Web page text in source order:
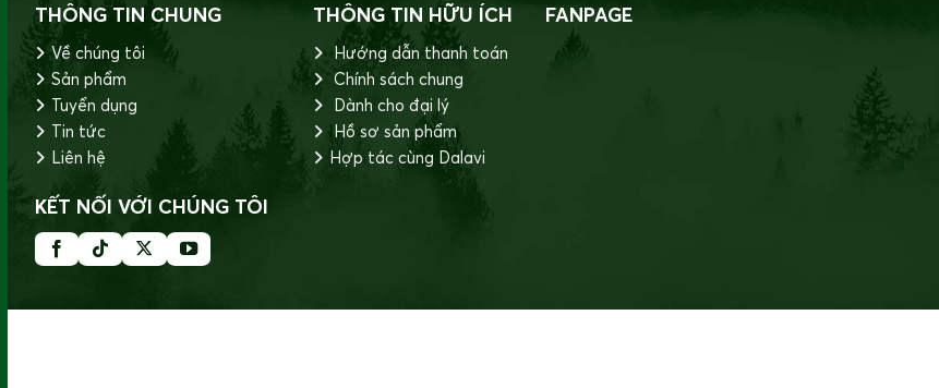
THÔNG TIN CHUNG
Về chúng tôi
Sản phẩm
Tuyển dụng
Tin tức
Liên hệ
KẾT NỐI VỚI CHÚNG TÔI
THÔNG TIN HỮU ÍCH
Hướng dẫn thanh toán
Chính sách chung
Dành cho đại lý
Hồ sơ sản phẩm
Hợp tác cùng Dalavi
FANPAGE